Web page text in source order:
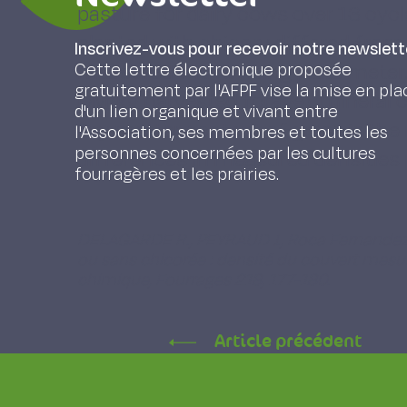
pasture for dairy cows over 13
planted with chicory differed from
measured with a rising plate
DM/kg harvested forage),
Dry matter content of grass is
differences in measured densities
DELAGARDE R., PEYRAUD J., Roca
Article précédent
Inscrivez-vous pour recevoir notre
Cette lettre électronique proposée
gratuitement par l'AFPF vise la mise en
d'un lien organique et vivant entre
l'Association, ses membres et toutes les
personnes concernées par les cultures
fourragères et les prairies.